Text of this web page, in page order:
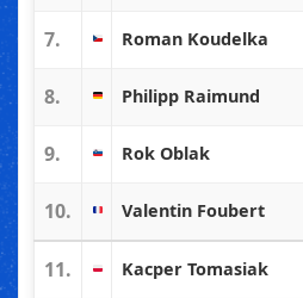
7. Roman Koudelka
8. Philipp Raimund
9. Rok Oblak
10. Valentin Foubert
11. Kacper Tomasiak